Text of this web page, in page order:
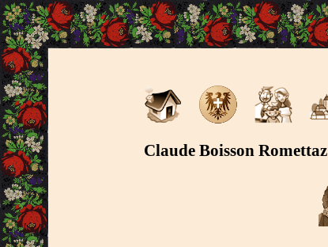
Claude Boisson Romettaz